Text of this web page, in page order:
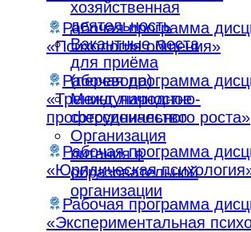
хозяйственная
деятельность
Вакантные места
для приёма
(перевода)
Международное
сотрудничество
Организация
питания в
образовательной
организации
Рабочая программа
«Психология общения»
Рабочая программа
«Тренинг личностно-
профессионального роста»
Рабочая программа
«Юридическая
Рабочая программа
«Экспериментальная